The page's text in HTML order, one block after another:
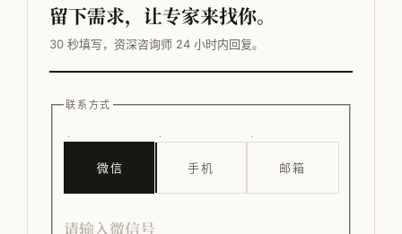
留下需求，让专家来找你。
30 秒填写，资深咨询师 24 小时内回复。
联系方式
微信 手机 邮箱